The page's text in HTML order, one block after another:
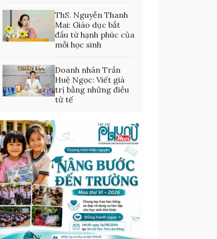
ThS. Nguyễn Thanh
Mai: Giáo dục bắt
đầu từ hạnh phúc của
mỗi học sinh
Doanh nhân Trần
Huệ Ngọc: Viết giá
trị bằng những điều
tử tế